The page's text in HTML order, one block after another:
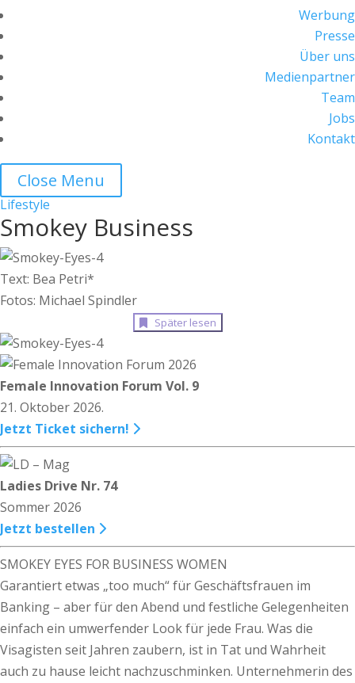
Werbung
Presse
Über uns
Medienpartner
Team
Jobs
Kontakt
Close Menu
Lifestyle
Smokey Business
Text: Bea Petri*
Fotos: Michael Spindler
Später lesen
Female Innovation Forum Vol. 9
21. Oktober 2026.
Jetzt Ticket sichern!
Ladies Drive Nr. 74
Sommer 2026
Jetzt bestellen
SMOKEY EYES FOR BUSINESS WOMEN
Garantiert etwas „too much“ für Geschäftsfrauen im
Banking – aber für den Abend und festliche Gelegenheiten
einfach ein umwerfender Look für jede Frau. Was die
Visagisten seit Jahren zaubern, ist in Tat und Wahrheit
auch zu hause leicht nachzuschminken. Unternehmerin des